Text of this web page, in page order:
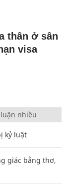
thân ở sân
visa
nhiều
kỷ luật
giác bằng thơ,